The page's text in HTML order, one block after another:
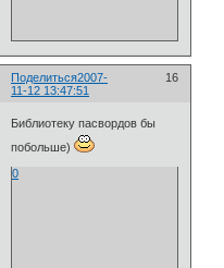
Поделиться 16
2007-
11-12 13:47:51
Библиотеку пасвордов бы
побольше)
0